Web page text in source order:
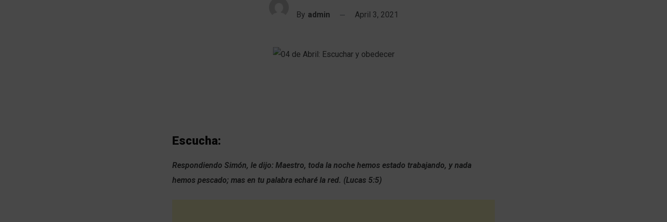
By admin April 3, 2021
Escucha:
Respondiendo Simón, le dijo: Maestro, toda la noche hemos estado trabajando, y nada
hemos pescado; mas en tu palabra echaré la red. (Lucas 5:5)